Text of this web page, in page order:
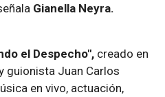
Gianella Neyra.
el Despecho", creado en
guionista Juan Carlos
en vivo, actuación,